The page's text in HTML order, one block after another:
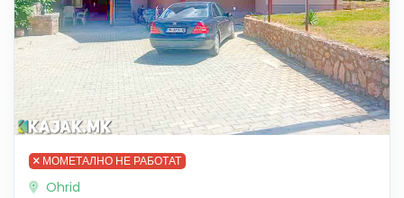
МОМЕТАЛНО НЕ РАБОТАТ
Ohrid